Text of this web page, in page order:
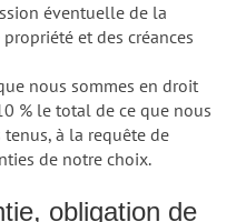
éventuelle de la
et des créances
nous sommes en droit
% le total de ce que nous
tenus, à la requête de
de notre choix.
obligation de